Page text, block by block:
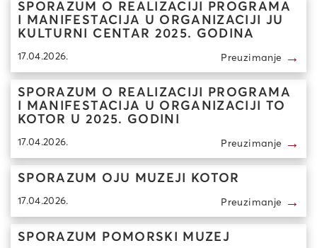
SPORAZUM O REALIZACIJI PROGRAMA
I MANIFESTACIJA U ORGANIZACIJI JU
KULTURNI CENTAR 2025. GODINA
17.04.2026. Preuzimanje →
SPORAZUM O REALIZACIJI PROGRAMA
I MANIFESTACIJA U ORGANIZACIJI TO
KOTOR U 2025. GODINI
17.04.2026. Preuzimanje →
SPORAZUM OJU MUZEJI KOTOR
17.04.2026. Preuzimanje →
SPORAZUM POMORSKI MUZEJ